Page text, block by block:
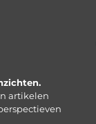
artikelen